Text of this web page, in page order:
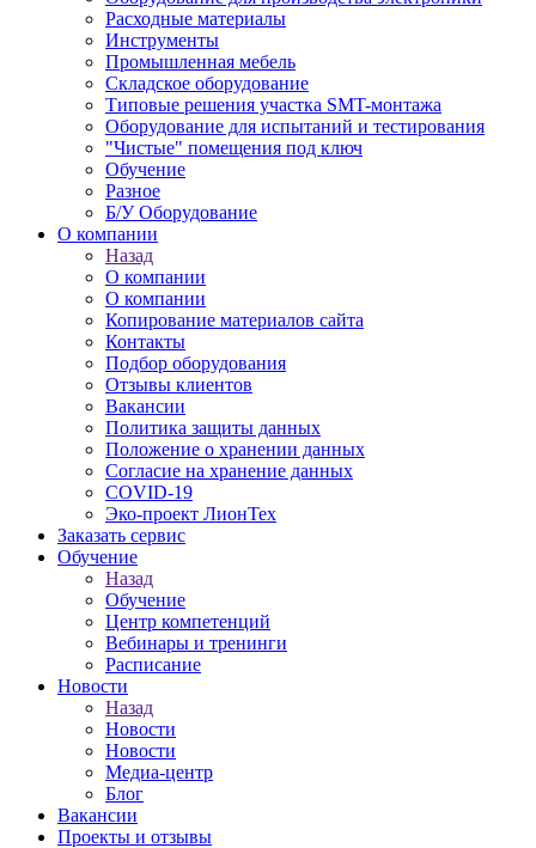
Расходные материалы
Инструменты
Промышленная мебель
Складское оборудование
Типовые решения участка SMT-монтажа
Оборудование для испытаний и тестирования
"Чистые" помещения под ключ
Обучение
Разное
Б/У Оборудование
О компании
Назад
О компании
О компании
Копирование материалов сайта
Контакты
Подбор оборудования
Отзывы клиентов
Вакансии
Политика защиты данных
Положение о хранении данных
Согласие на хранение данных
COVID-19
Эко-проект ЛионТех
Заказать сервис
Обучение
Назад
Обучение
Центр компетенций
Вебинары и тренинги
Расписание
Новости
Назад
Новости
Новости
Медиа-центр
Блог
Вакансии
Проекты и отзывы